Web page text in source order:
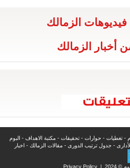
فيديوهات الزمالك
أخبار الزمالك
- تغطيات - حوارات - تحقيقات - مكتبة الاهداف - البوم
- جدول ترتيب الدورى - مقالات الزمالك - اخبار
|
Privacy Policy